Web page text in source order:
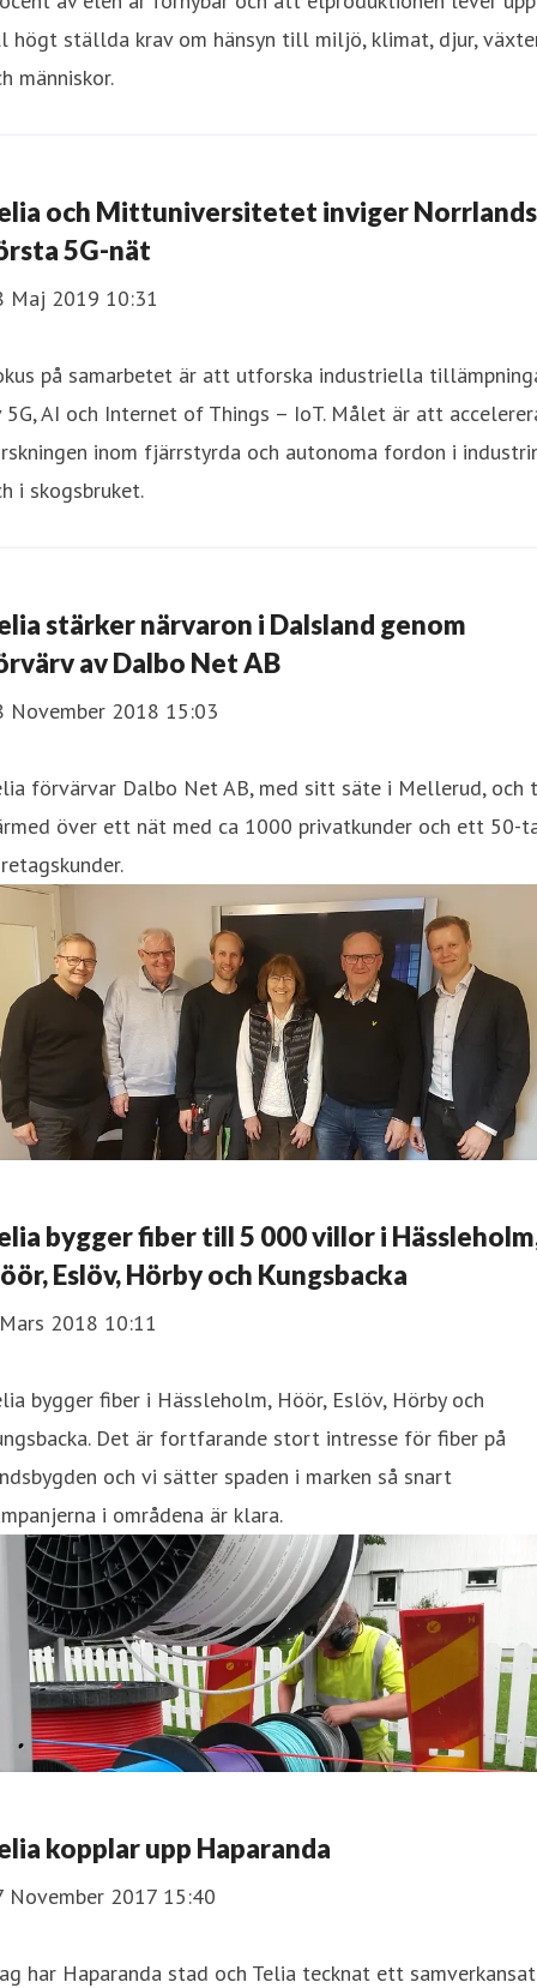
högt ställda krav om hänsyn till miljö, klimat, djur,
människor.
och Mittuniversitetet inviger Norrlands
5G-nät
Maj 2019 10:31
på samarbetet är att utforska industriella
5G, AI och Internet of Things – IoT. Målet är att
inom fjärrstyrda och autonoma fordon i
i skogsbruket.
stärker närvaron i Dalsland genom
av Dalbo Net AB
November 2018 15:03
förvärvar Dalbo Net AB, med sitt säte i Mellerud, och
över ett nät med ca 1000 privatkunder och ett 50-
bygger fiber till 5 000 villor i
Eslöv, Hörby och Kungsbacka
2018 10:11
bygger fiber i Hässleholm, Höör, Eslöv, Hörby och
Det är fortfarande stort intresse för fiber på
och vi sätter spaden i marken så snart
i områdena är klara.
kopplar upp Haparanda
November 2017 15:40
har Haparanda stad och Telia tecknat ett